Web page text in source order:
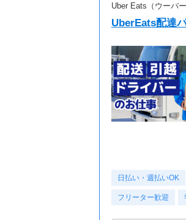
Uber Eats（ウーバー
UberEats配達
日払い・週払いOK
フリーター歓迎